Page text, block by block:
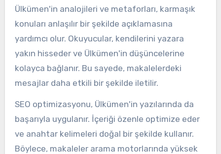
Ülkümen'in analojileri ve metaforları, karmaşık
konuları anlaşılır bir şekilde açıklamasına
yardımcı olur. Okuyucular, kendilerini yazara
yakın hisseder ve Ülkümen'in düşüncelerine
kolayca bağlanır. Bu sayede, makalelerdeki
mesajlar daha etkili bir şekilde iletilir.
SEO optimizasyonu, Ülkümen'in yazılarında da
başarıyla uygulanır. İçeriği özenle optimize eder
ve anahtar kelimeleri doğal bir şekilde kullanır.
Böylece, makaleler arama motorlarında yüksek